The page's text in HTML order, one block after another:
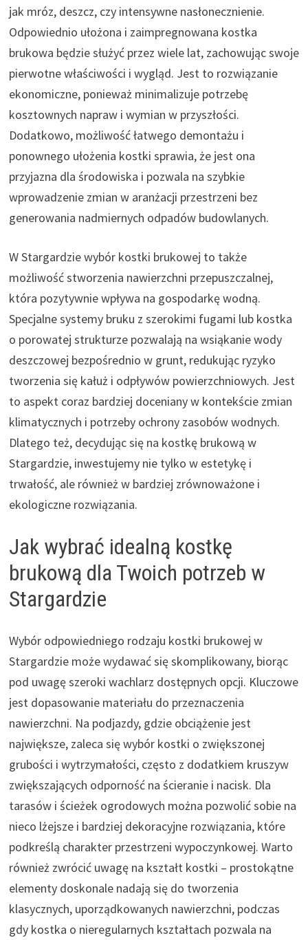
jak mróz, deszcz, czy intensywne nasłonecznienie.
Odpowiednio ułożona i zaimpregnowana kostka
brukowa będzie służyć przez wiele lat, zachowując swoje
pierwotne właściwości i wygląd. Jest to rozwiązanie
ekonomiczne, ponieważ minimalizuje potrzebę
kosztownych napraw i wymian w przyszłości.
Dodatkowo, możliwość łatwego demontażu i
ponownego ułożenia kostki sprawia, że jest ona
przyjazna dla środowiska i pozwala na szybkie
wprowadzenie zmian w aranżacji przestrzeni bez
generowania nadmiernych odpadów budowlanych.
W Stargardzie wybór kostki brukowej to także
możliwość stworzenia nawierzchni przepuszczalnej,
która pozytywnie wpływa na gospodarkę wodną.
Specjalne systemy bruku z szerokimi fugami lub kostka
o porowatej strukturze pozwalają na wsiąkanie wody
deszczowej bezpośrednio w grunt, redukując ryzyko
tworzenia się kałuż i odpływów powierzchniowych. Jest
to aspekt coraz bardziej doceniany w kontekście zmian
klimatycznych i potrzeby ochrony zasobów wodnych.
Dlatego też, decydując się na kostkę brukową w
Stargardzie, inwestujemy nie tylko w estetykę i
trwałość, ale również w bardziej zrównoważone i
ekologiczne rozwiązania.
Jak wybrać idealną kostkę
brukową dla Twoich potrzeb w
Stargardzie
Wybór odpowiedniego rodzaju kostki brukowej w
Stargardzie może wydawać się skomplikowany, biorąc
pod uwagę szeroki wachlarz dostępnych opcji. Kluczowe
jest dopasowanie materiału do przeznaczenia
nawierzchni. Na podjazdy, gdzie obciążenie jest
największe, zaleca się wybór kostki o zwiększonej
grubości i wytrzymałości, często z dodatkiem kruszyw
zwiększających odporność na ścieranie i nacisk. Dla
tarasów i ścieżek ogrodowych można pozwolić sobie na
nieco lżejsze i bardziej dekoracyjne rozwiązania, które
podkreślą charakter przestrzeni wypoczynkowej. Warto
również zwrócić uwagę na kształt kostki – prostokątne
elementy doskonale nadają się do tworzenia
klasycznych, uporządkowanych nawierzchni, podczas
gdy kostka o nieregularnych kształtach pozwala na